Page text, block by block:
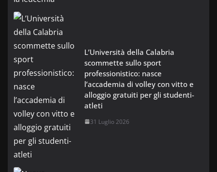
L’Università della Calabria
scommette sullo sport
professionistico: nasce
l’accademia di volley con vitto e
alloggio gratuiti per gli studenti-
atleti
31 Luglio 2026